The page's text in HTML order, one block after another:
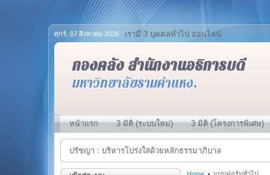
ศุกร์, 07 สิงหาคม 2026 เรามี 3 บุคคลทั่วไป ออนไลน์
กองคลัง สำนักงานอธิการบดี
มหาวิทยาลัยรามคำแหง.
หน้าแรก 3 มิติ (ระบบใหม่) 3 มิติ (โครงการพิเศษ)
ปรัชญา : บริหารโปร่งใสด้วยหลักธรรมาภิบาล